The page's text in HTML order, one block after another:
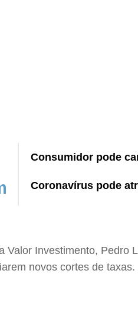
Consumidor pode
Coronavírus pode
Valor Investimento,
novos cortes de